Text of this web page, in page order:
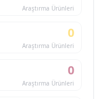
Araştırma Ürünleri
0
Araştırma Ürünleri
0
Araştırma Ürünleri